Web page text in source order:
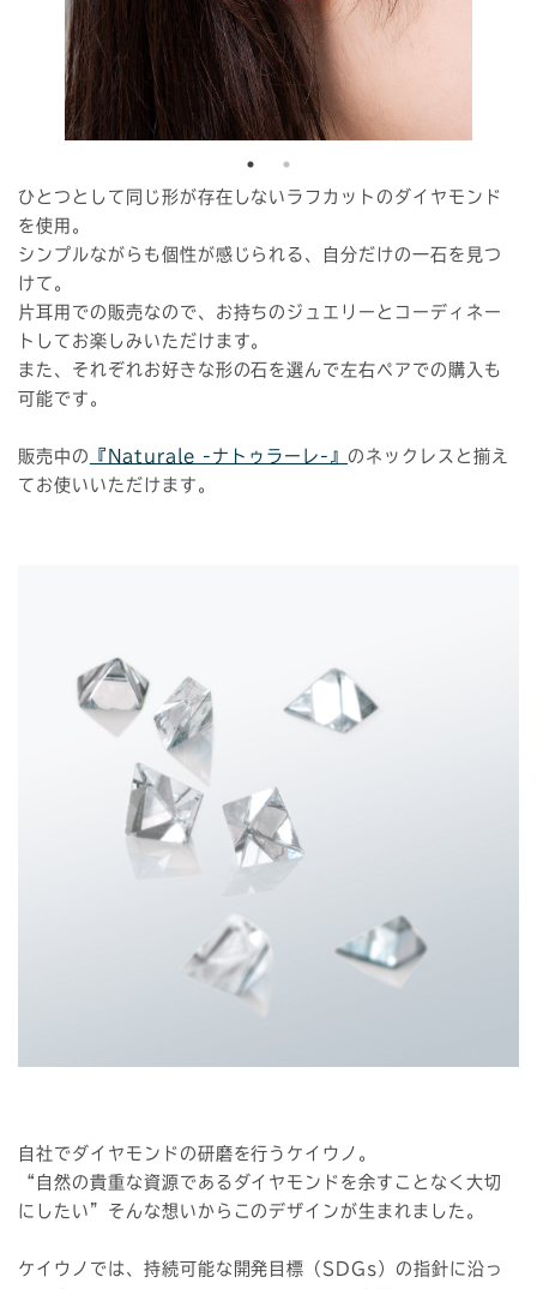
ひとつとして同じ形が存在しないラフカットのダイヤモンド
を使用。
シンプルながらも個性が感じられる、自分だけの一石を見つ
けて。
片耳用での販売なので、お持ちのジュエリーとコーディネー
トしてお楽しみいただけます。
また、それぞれお好きな形の石を選んで左右ペアでの購入も
可能です。
販売中の 『Naturale -ナトゥラーレ-』 のネックレスと揃え
てお使いいただけます。
自社でダイヤモンドの研磨を行うケイウノ。
“自然の貴重な資源であるダイヤモンドを余すことなく大切
にしたい”そんな想いからこのデザインが生まれました。
ケイウノでは、持続可能な開発目標（SDGs）の指針に沿っ